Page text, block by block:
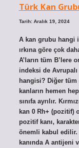
Türk Kan
Tarih: Aralık 19, 2024
A kan grubu hangi
ırkına göre çok
A’ların tüm B’lere
indeksi de
hangisi? Diğer
kanların hemen
sınıfa ayrılır.
kan 0 Rh+ (pozitif)
pozitif kanı,
önemli kabul
kanında A antijeni